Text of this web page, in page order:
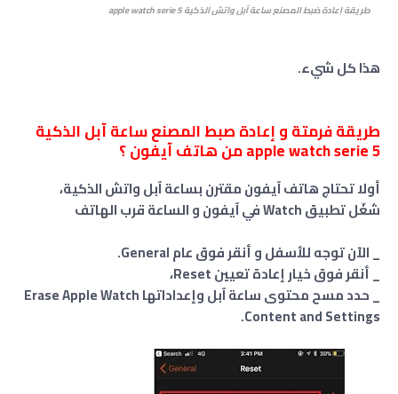
طريقة إعادة ضبط المصنع ساعة آبل واتش الذكية apple watch serie 5
هذا كل شيء.
طريقة فرمتة و إعادة صبط المصنع ساعة آبل الذكية
apple watch serie 5 من هاتف آيفون ؟
أولا تحتاج هاتف آيفون مقترن بساعة آبل واتش الذكية،
شغّل تطبيق Watch في آيفون و الساعة قرب الهاتف
_ الآن توجه للأسفل و أنقر فوق عام General.
_ أنقر فوق خيار إعادة تعيين Reset،
_ حدد مسح محتوى ساعة آبل وإعداداتها Erase Apple Watch
Content and Settings.